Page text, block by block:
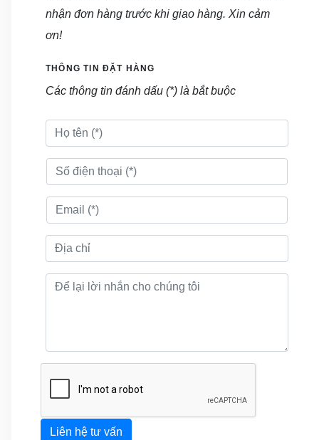
nhận đơn hàng trước khi giao hàng. Xin cảm
ơn!
THÔNG TIN ĐẶT HÀNG
Các thông tin đánh dấu (*) là bắt buộc
Liên hệ tư vấn